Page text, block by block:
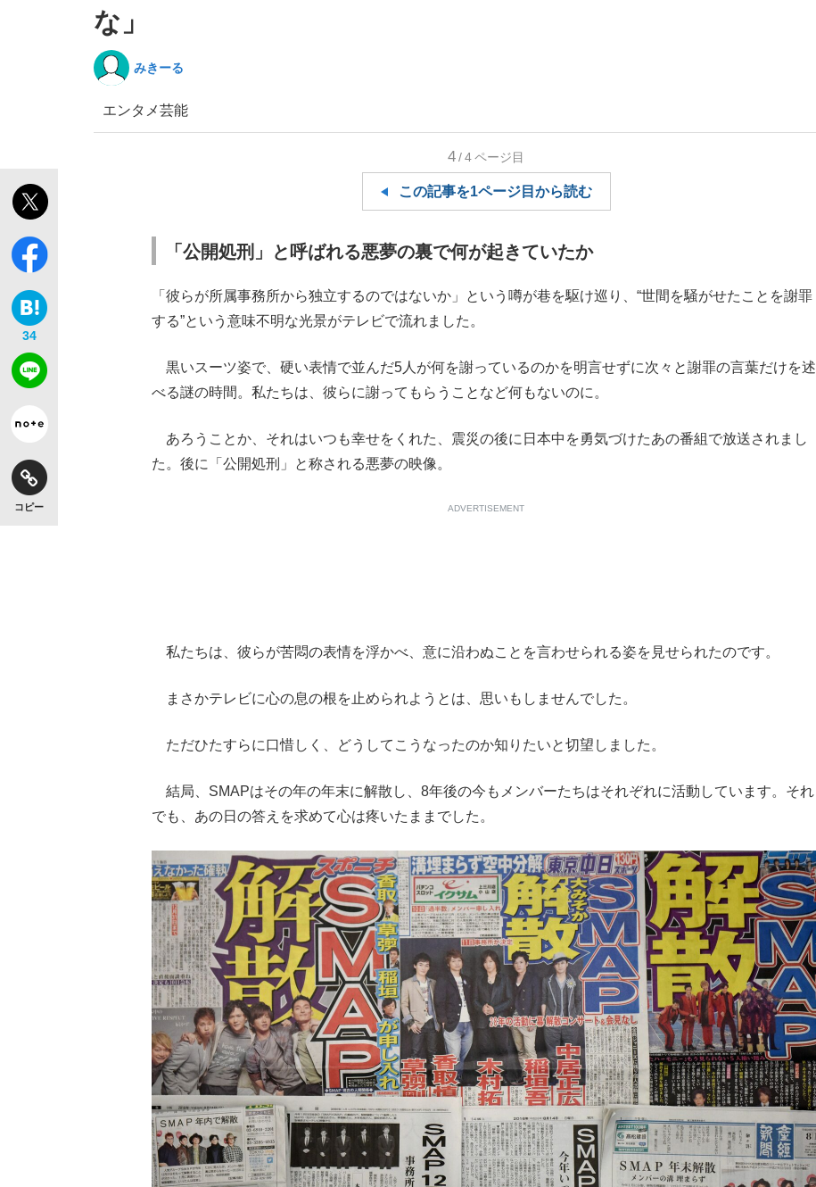
「目標達成できなかったからと言って…」サッカー日本代表・森保一監督...
な」
みきーる
エンタメ芸能
34
コピー
4/4ページ目
この記事を1ページ目から読む
「公開処刑」と呼ばれる悪夢の裏で何が起きていたか
「彼らが所属事務所から独立するのではないか」という噂が巷を駆け巡り、“世間を騒がせたことを謝罪
する”という意味不明な光景がテレビで流れました。
黒いスーツ姿で、硬い表情で並んだ5人が何を謝っているのかを明言せずに次々と謝罪の言葉だけを述
べる謎の時間。私たちは、彼らに謝ってもらうことなど何もないのに。
あろうことか、それはいつも幸せをくれた、震災の後に日本中を勇気づけたあの番組で放送されまし
た。後に「公開処刑」と称される悪夢の映像。
ADVERTISEMENT
私たちは、彼らが苦悶の表情を浮かべ、意に沿わぬことを言わせられる姿を見せられたのです。
まさかテレビに心の息の根を止められようとは、思いもしませんでした。
ただひたすらに口惜しく、どうしてこうなったのか知りたいと切望しました。
結局、SMAPはその年の年末に解散し、8年後の今もメンバーたちはそれぞれに活動しています。それ
でも、あの日の答えを求めて心は疼いたままでした。